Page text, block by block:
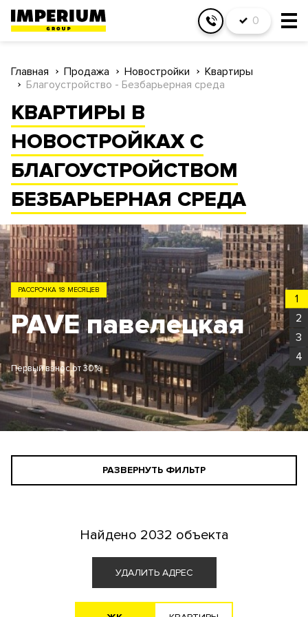
0
Главная Продажа Новостройки
Квартиры
Благоустройство - Безбарьерная среда
КВАРТИРЫ В
НОВОСТРОЙКАХ С
БЛАГОУСТРОЙСТВОМ
БЕЗБАРЬЕРНАЯ СРЕДА
1
2
3
4
ЗАО
Родина Парк
Первый взнос от 30%
РАЗВЕРНУТЬ ФИЛЬТР
Найдено 2032 объекта
УДАЛИТЬ АДРЕС